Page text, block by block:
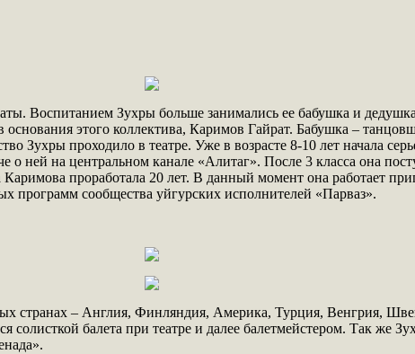
Воспитанием Зухры больше занимались ее бабушка и
этого коллектива, Каримов Гайрат. Бабушка –
Зухры проходило в театре. Уже в возрасте 8-10 лет начала
ней на центральном канале «Алитаг». После 3 класса она
Каримова проработала 20 лет. В данный момент она работает
программ сообщества уйгурских исполнителей «Парваз».
странах – Англия, Финляндия, Америка, Турция, Венгрия,
солисткой балета при театре и далее балетмейстером. Так же